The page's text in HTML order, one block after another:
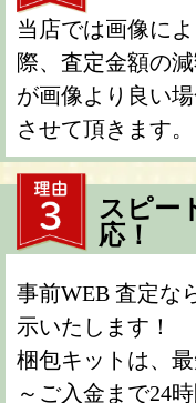
当店では画像に
際、査定金額の
が画像より良い
させて頂きます。
スピー
応！
事前WEB 査定な
示いたします！
梱包キットは、
～ご入金まで24